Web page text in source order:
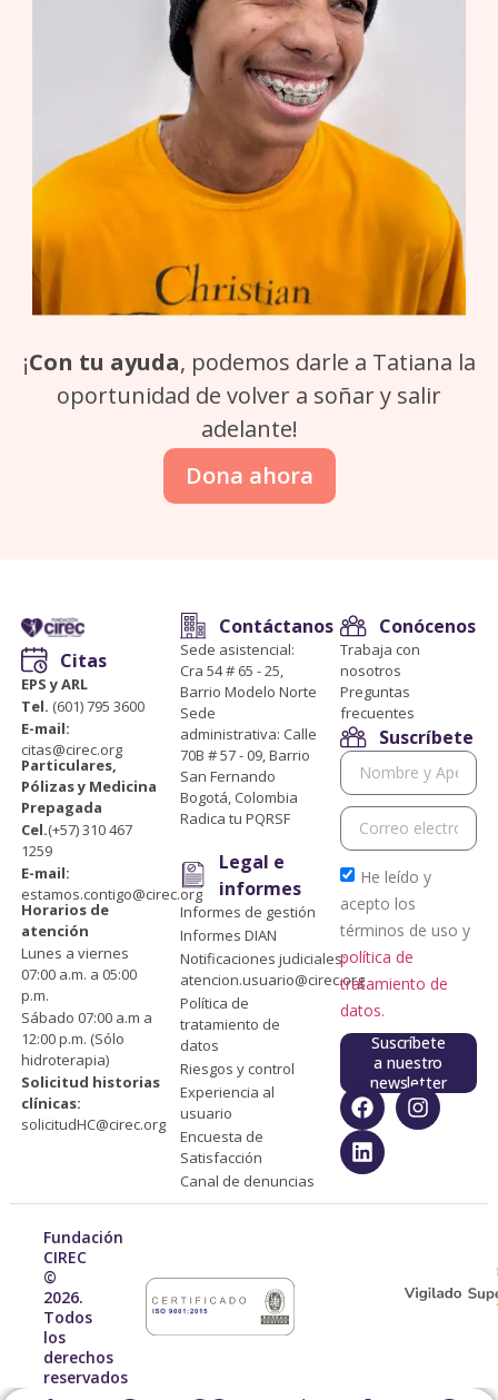
¡Con tu ayuda, podemos darle a Tatiana la
oportunidad de volver a soñar y salir
adelante!
Dona ahora
Citas
EPS y ARL
Tel. (601) 795 3600
E-mail:
citas@cirec.org
Particulares,
Pólizas y Medicina
Prepagada
Cel.(+57) 310 467
1259
E-mail:
estamos.contigo@cirec.org
Horarios de
atención
Lunes a viernes
07:00 a.m. a 05:00
p.m.
Sábado 07:00 a.m a
12:00 p.m. (Sólo
hidroterapia)
Solicitud historias
clínicas:
solicitudHC@cirec.org
Contáctanos
Sede asistencial:
Cra 54 # 65 - 25,
Barrio Modelo Norte
Sede
administrativa: Calle
70B # 57 - 09, Barrio
San Fernando
Bogotá, Colombia
Radica tu PQRSF
Legal e
informes
Informes de gestión
Informes DIAN
Notificaciones judiciales:
atencion.usuario@cirec.org
Política de
tratamiento de
datos
Riesgos y control
Experiencia al
usuario
Encuesta de
Satisfacción
Canal de denuncias
Conócenos
Trabaja con
nosotros
Preguntas
frecuentes
Suscríbete
He leído y
acepto los
términos de uso y
política de
tratamiento de
datos.
Suscríbete
a nuestro
newsletter
Fundación
CIREC
©
2026.
Todos
los
derechos
reservados